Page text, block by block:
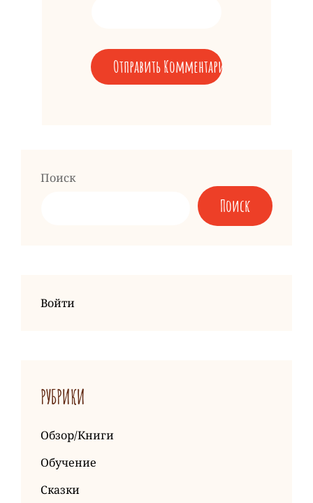
Поиск
Поиск
Войти
РУБРИКИ
Обзор/Книги
Обучение
Сказки